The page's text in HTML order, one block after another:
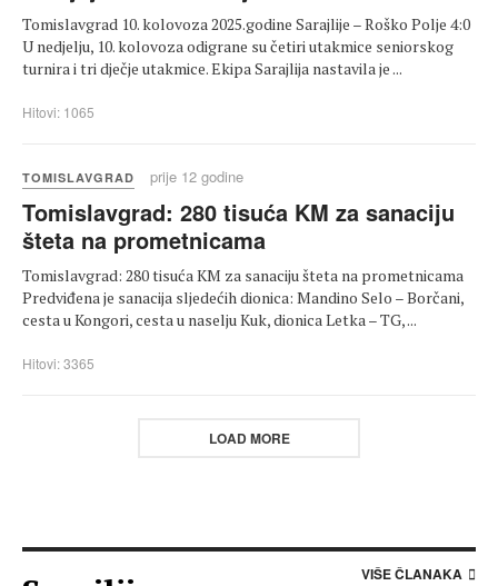
Tomislavgrad 10. kolovoza 2025.godine Sarajlije – Roško Polje 4:0
U nedjelju, 10. kolovoza odigrane su četiri utakmice seniorskog
turnira i tri dječje utakmice. Ekipa Sarajlija nastavila je ...
Hitovi: 1065
TOMISLAVGRAD prije 12 godine
Tomislavgrad: 280 tisuća KM za sanaciju
šteta na prometnicama
Tomislavgrad: 280 tisuća KM za sanaciju šteta na prometnicama
Predviđena je sanacija sljedećih dionica: Mandino Selo – Borčani,
cesta u Kongori, cesta u naselju Kuk, dionica Letka – TG, ...
Hitovi: 3365
LOAD MORE
VIŠE ČLANAKA